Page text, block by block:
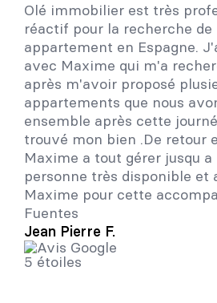
Olé immobilier est très
réactif pour la recherche de
appartement en Espagne.
avec Maxime qui m'a
après m'avoir proposé
appartements que nous
ensemble après cette
trouvé mon bien .De retour
Maxime a tout gérer jusqu
personne très disponible et
Maxime pour cette
Fuentes
Jean Pierre F.